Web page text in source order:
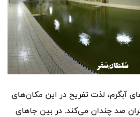
آبگرم، لذت تفریح در این مکان‌های
صد چندان می‌کند. در بین جاهای